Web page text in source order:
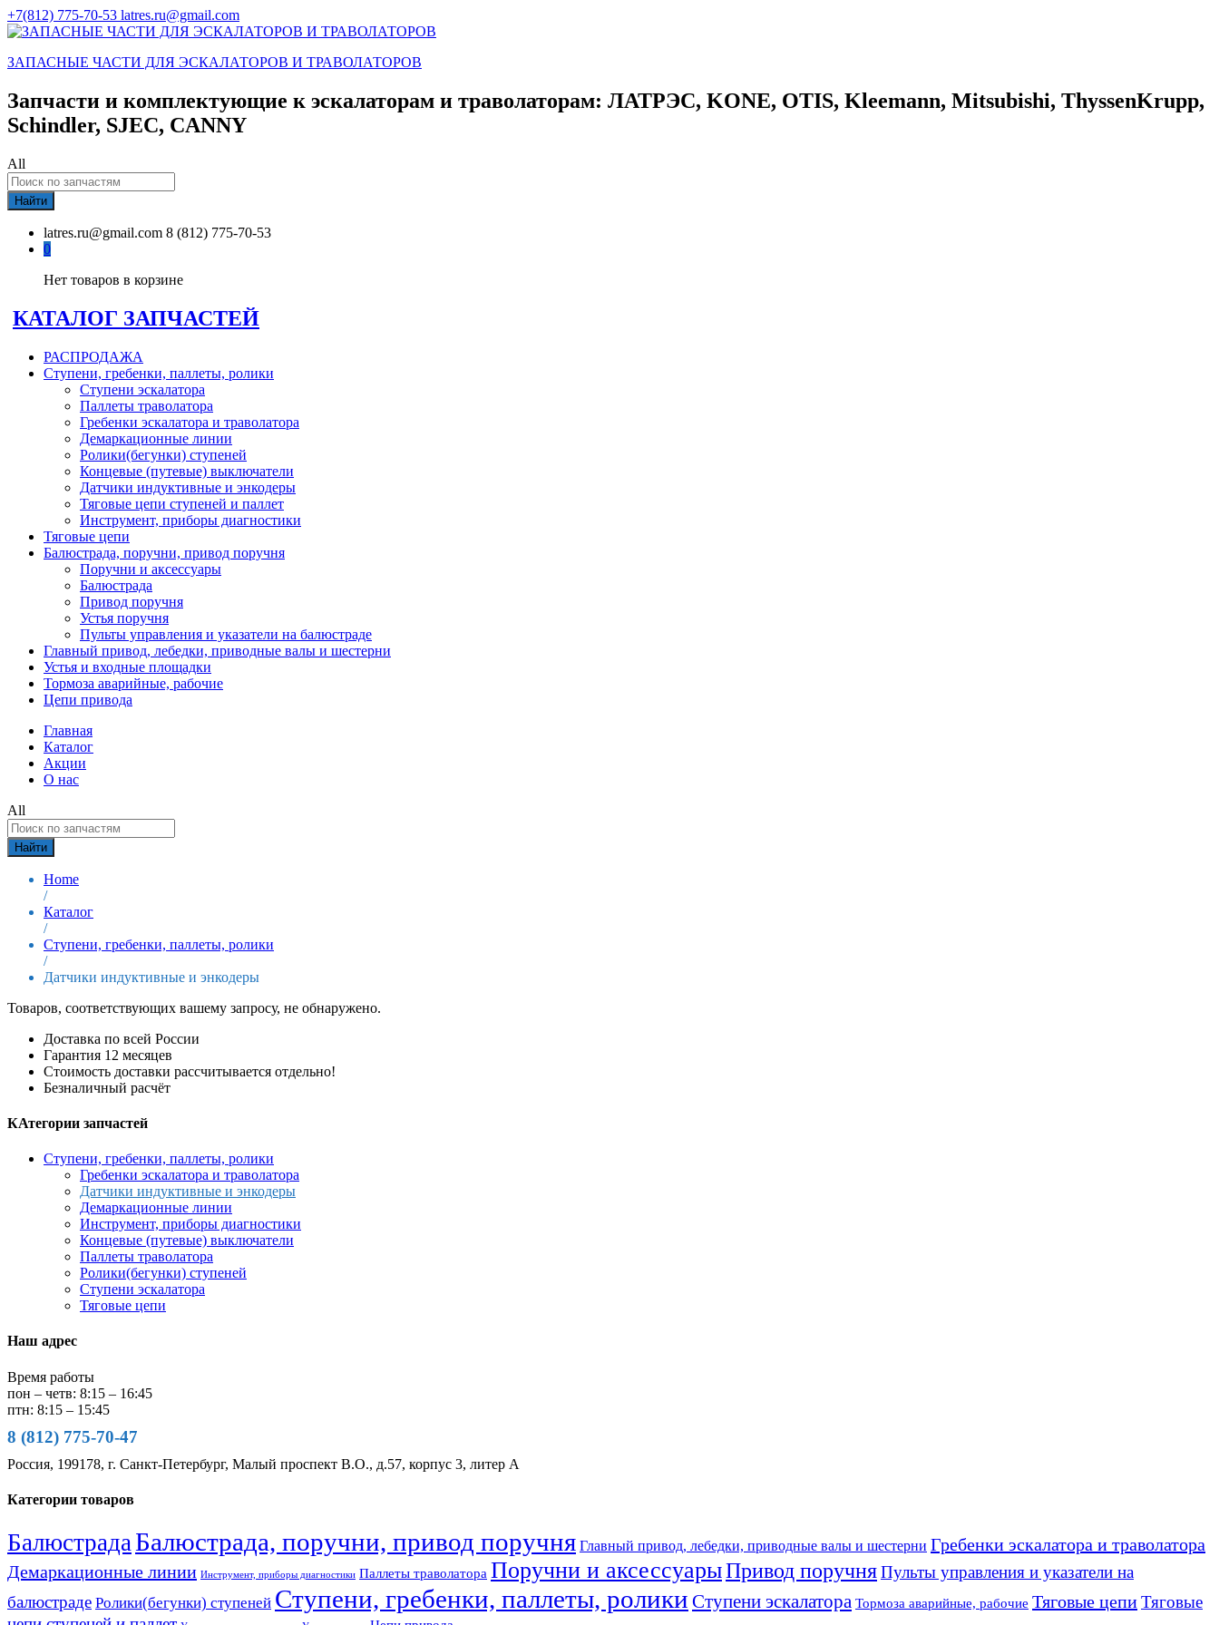
+7(812) 775-70-53 latres.ru@gmail.com
ЗАПАСНЫЕ ЧАСТИ ДЛЯ ЭСКАЛАТОРОВ И ТРАВОЛАТОРОВ
Запчасти и комплектующие к эскалаторам и траволаторам: ЛАТРЭС, KONE, OTIS, Kleemann, Mitsubishi, ThyssenKrupp,
Schindler, SJEC, CANNY
All
Найти
latres.ru@gmail.com 8 (812) 775-70-53
0
Нет товаров в корзине
КАТАЛОГ ЗАПЧАСТЕЙ
РАСПРОДАЖА
Ступени, гребенки, паллеты, ролики
Ступени эскалатора
Паллеты траволатора
Гребенки эскалатора и траволатора
Демаркационные линии
Ролики(бегунки) ступеней
Концевые (путевые) выключатели
Датчики индуктивные и энкодеры
Тяговые цепи ступеней и паллет
Инструмент, приборы диагностики
Тяговые цепи
Балюстрада, поручни, привод поручня
Поручни и аксессуары
Балюстрада
Привод поручня
Устья поручня
Пульты управления и указатели на балюстраде
Главный привод, лебедки, приводные валы и шестерни
Устья и входные площадки
Тормоза аварийные, рабочие
Цепи привода
Главная
Каталог
Акции
О нас
All
Найти
Home
/
Каталог
/
Ступени, гребенки, паллеты, ролики
/
Датчики индуктивные и энкодеры
Товаров, соответствующих вашему запросу, не обнаружено.
Доставка по всей России
Гарантия 12 месяцев
Стоимость доставки рассчитывается отдельно!
Безналичный расчёт
КАтегории запчастей
Ступени, гребенки, паллеты, ролики
Гребенки эскалатора и траволатора
Датчики индуктивные и энкодеры
Демаркационные линии
Инструмент, приборы диагностики
Концевые (путевые) выключатели
Паллеты траволатора
Ролики(бегунки) ступеней
Ступени эскалатора
Тяговые цепи
Наш адрес
Время работы
пон – четв: 8:15 – 16:45
птн: 8:15 – 15:45
8 (812) 775-70-47
Россия, 199178, г. Санкт-Петербург, Малый проспект В.О., д.57, корпус 3, литер А
Категории товаров
БалюстрадаБалюстрада, поручни, привод поручня Главный привод, лебедки, приводные валы и шестерни Гребенки эскалатора и траволатора
Демаркационные линии Инструмент, приборы диагностики Паллеты траволатора Поручни и аксессуарыПривод поручняПульты управления и указатели на
балюстраде Ролики(бегунки) ступеней Ступени, гребенки, паллеты, ролики Ступени эскалатора Тормоза аварийные, рабочие Тяговые цепиТяговые